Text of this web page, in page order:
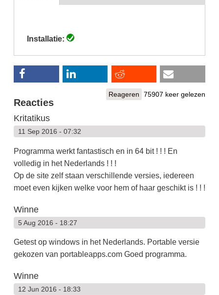
Installatie:
Reageren 75907 keer gelezen
Reacties
Kritatikus
11 Sep 2016 - 07:32
Programma werkt fantastisch en in 64 bit ! ! ! En
volledig in het Nederlands ! ! !
Op de site zelf staan verschillende versies, iedereen
moet even kijken welke voor hem of haar geschikt is ! ! !
Winne
5 Aug 2016 - 18:27
Getest op windows in het Nederlands. Portable versie
gekozen van portableapps.com Goed programma.
Winne
12 Jun 2016 - 18:33